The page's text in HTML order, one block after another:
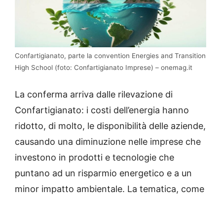
Confartigianato, parte la convention Energies and Transition
High School (foto: Confartigianato Imprese) – onemag.it
La conferma arriva dalle rilevazione di
Confartigianato: i costi dell’energia hanno
ridotto, di molto, le disponibilità delle aziende,
causando una diminuzione nelle imprese che
investono in prodotti e tecnologie che
puntano ad un risparmio energetico e a un
minor impatto ambientale. La tematica, come